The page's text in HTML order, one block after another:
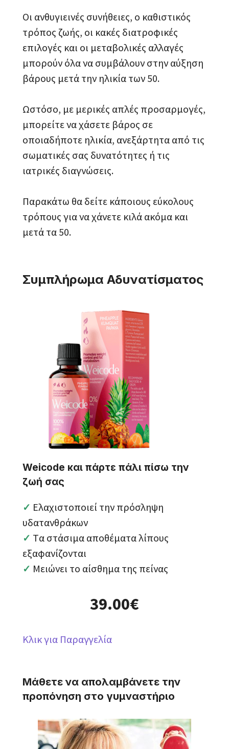
Οι ανθυγιεινές συνήθειες, ο καθιστικός
τρόπος ζωής, οι κακές διατροφικές
επιλογές και οι μεταβολικές αλλαγές
μπορούν όλα να συμβάλουν στην αύξηση
βάρους μετά την ηλικία των 50.
Ωστόσο, με μερικές απλές προσαρμογές,
μπορείτε να χάσετε βάρος σε
οποιαδήποτε ηλικία, ανεξάρτητα από τις
σωματικές σας δυνατότητες ή τις
ιατρικές διαγνώσεις.
Παρακάτω θα δείτε κάποιους εύκολους
τρόπους για να χάνετε κιλά ακόμα και
μετά τα 50.
Συμπλήρωμα Αδυνατίσματος
Weicode και πάρτε πάλι πίσω την
ζωή σας
✓ Ελαχιστοποιεί την πρόσληψη
υδατανθράκων
✓ Tα στάσιμα αποθέματα λίπους
εξαφανίζονται
✓ Μειώνει το αίσθημα της πείνας
39.00€
Κλικ για Παραγγελία
Μάθετε να απολαμβάνετε την
προπόνηση στο γυμναστήριο